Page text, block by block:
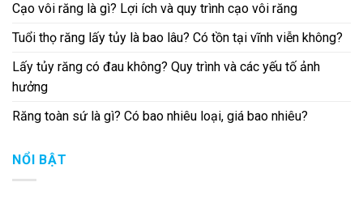
Cạo vôi răng là gì? Lợi ích và quy trình cạo vôi răng
Tuổi thọ răng lấy tủy là bao lâu? Có tồn tại vĩnh viễn không?
Lấy tủy răng có đau không? Quy trình và các yếu tố ảnh
hưởng
Răng toàn sứ là gì? Có bao nhiêu loại, giá bao nhiêu?
NỔI BẬT